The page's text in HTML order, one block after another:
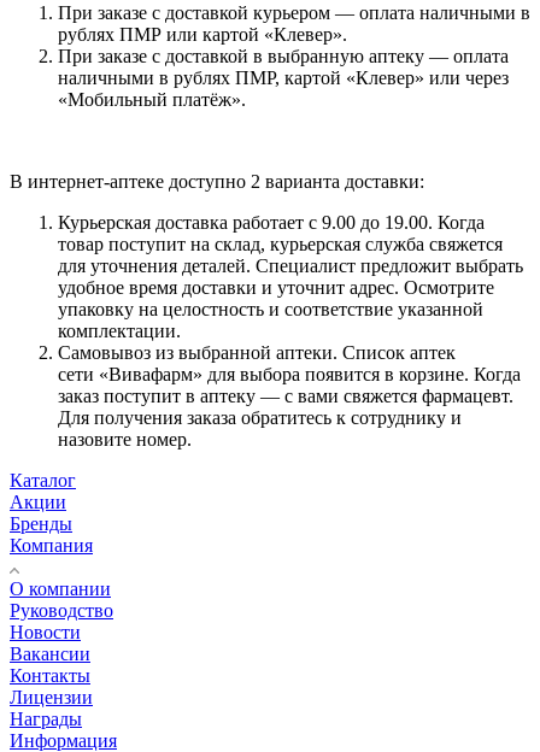
При заказе с доставкой курьером — оплата наличными в
рублях ПМР или картой «Клевер».
При заказе с доставкой в выбранную аптеку — оплата
наличными в рублях ПМР, картой «Клевер» или через
«Мобильный платёж».
В интернет-аптеке доступно 2 варианта доставки:
Курьерская доставка работает с 9.00 до 19.00. Когда
товар поступит на склад, курьерская служба свяжется
для уточнения деталей. Специалист предложит выбрать
удобное время доставки и уточнит адрес. Осмотрите
упаковку на целостность и соответствие указанной
комплектации.
Самовывоз из выбранной аптеки. Список аптек
сети «Вивафарм» для выбора появится в корзине. Когда
заказ поступит в аптеку — с вами свяжется фармацевт.
Для получения заказа обратитесь к сотруднику и
назовите номер.
Каталог
Акции
Бренды
Компания
О компании
Руководство
Новости
Вакансии
Контакты
Лицензии
Награды
Информация